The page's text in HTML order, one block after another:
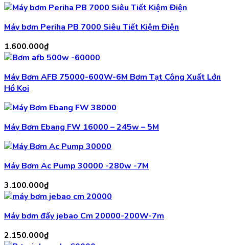
Máy bơm Periha PB 7000 Siêu Tiết Kiệm Điện
1.600.000₫
Máy Bơm AFB 75000-600W-6M Bơm Tạt Công Xuất Lớn
Hồ Koi
Máy Bơm Ebang FW 16000 – 245w – 5M
Máy Bơm Ac Pump 30000 -280w -7M
3.100.000₫
Máy bơm đẩy jebao Cm 20000-200W-7m
2.150.000₫